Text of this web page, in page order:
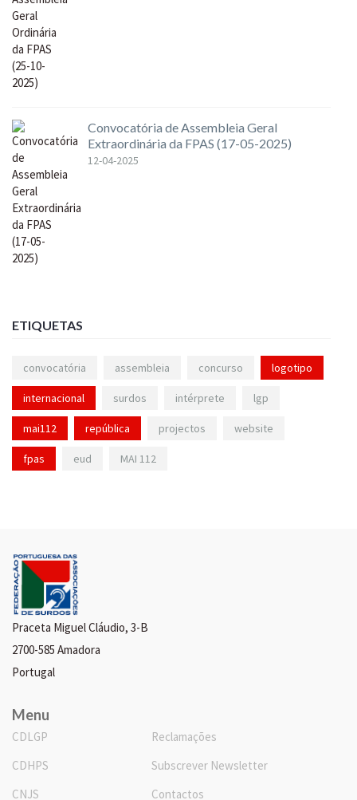
Convocatória de Assembleia Geral
Extraordinária da FPAS (17-05-2025)
12-04-2025
ETIQUETAS
convocatória assembleia concurso logotipo
internacional surdos intérprete lgp
mai112 república projectos website
fpas eud MAI 112
Praceta Miguel Cláudio, 3-B
2700-585 Amadora
Portugal
Menu
CDLGP
CDHPS
CNJS
Reclamações
Subscrever Newsletter
Contactos